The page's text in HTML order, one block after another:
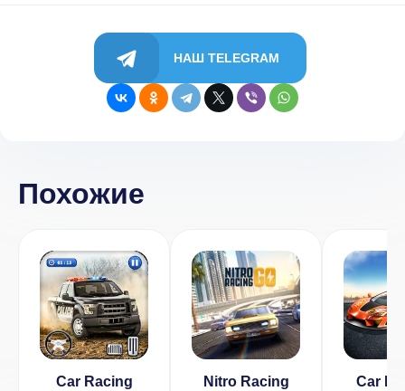
НАШ TELEGRAM
Похожие
Car Racing
Nitro Racing
Car